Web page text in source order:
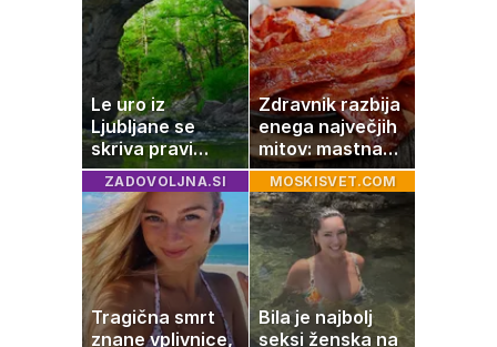
Le uro iz
Ljubljane se
skriva pravi
naravni čudež:
izlet, ki bo
navdušil otroke
Zdravnik razbija
enega največjih
mitov: mastna
jetra ne
nastanejo zaradi
slanine, temveč
zaradi živila, ki
ga imamo vsi
radi
ZADOVOLJNA.SI
Tragična smrt
znane vplivnice,
MOSKISVET.COM
Bila je najbolj
seksi ženska na